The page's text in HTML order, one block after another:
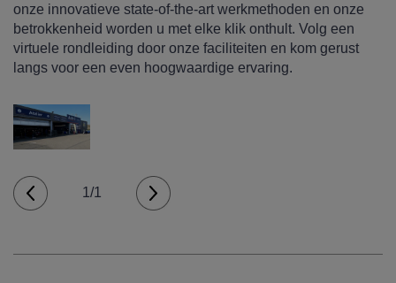
onze innovatieve state-of-the-art werkmethoden en onze
betrokkenheid worden u met elke klik onthult. Volg een
virtuele rondleiding door onze faciliteiten en kom gerust
langs voor een even hoogwaardige ervaring.
1/1